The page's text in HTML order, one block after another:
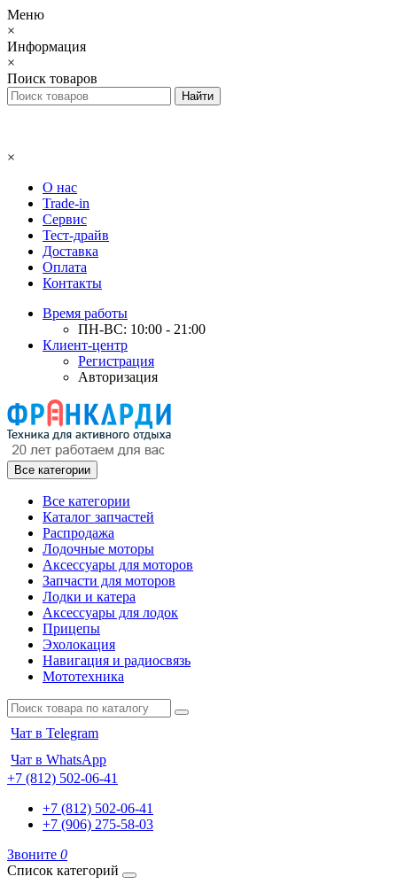
Меню
×
Информация
×
Поиск товаров
×
О нас
Trade-in
Сервис
Тест-драйв
Доставка
Оплата
Контакты
Время работы
ПН-ВС: 10:00 - 21:00
Клиент-центр
Регистрация
Авторизация
Все категории
Все категории
Каталог запчастей
Распродажа
Лодочные моторы
Аксессуары для моторов
Запчасти для моторов
Лодки и катера
Аксессуары для лодок
Прицепы
Эхолокация
Навигация и радиосвязь
Мототехника
Чат в Telegram
Чат в WhatsApp
+7 (812) 502-06-41
+7 (812) 502-06-41
+7 (906) 275-58-03
Звоните 0
Список категорий